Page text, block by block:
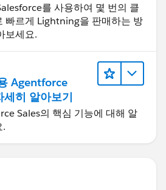
를 사용하여 몇 번의 클
빠르게 Lightning을 판매하는 방
보세요.
Agentforce
세히 알아보기
Sales의 핵심 기능에 대해 알
.